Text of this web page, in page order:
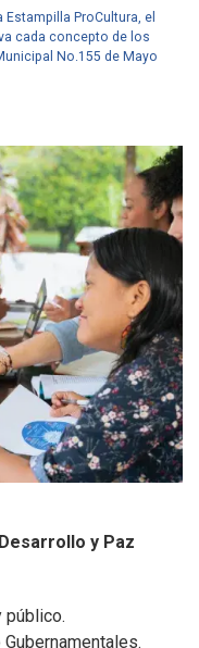
ProCultura, el
cada concepto de los
No.155 de Mayo
y Paz
público.